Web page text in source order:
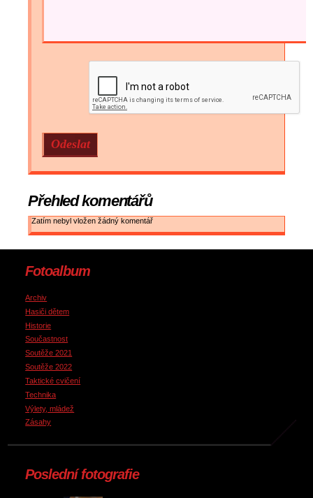
Přehled komentářů
Zatím nebyl vložen žádný komentář
Fotoalbum
Archiv
Hasiči dětem
Historie
Součastnost
Soutěže 2021
Soutěže 2022
Taktické cvičení
Technika
Výlety, mládež
Zásahy
Poslední fotografie